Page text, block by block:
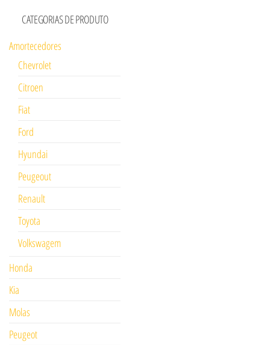
CATEGORIAS DE PRODUTO
Amortecedores
Chevrolet
Citroen
Fiat
Ford
Hyundai
Peugeout
Renault
Toyota
Volkswagem
Honda
Kia
Molas
Peugeot